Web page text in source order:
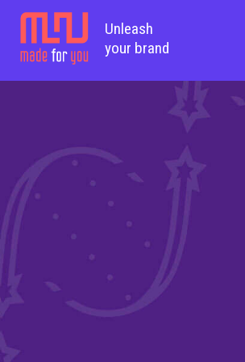
Unleash
your brand